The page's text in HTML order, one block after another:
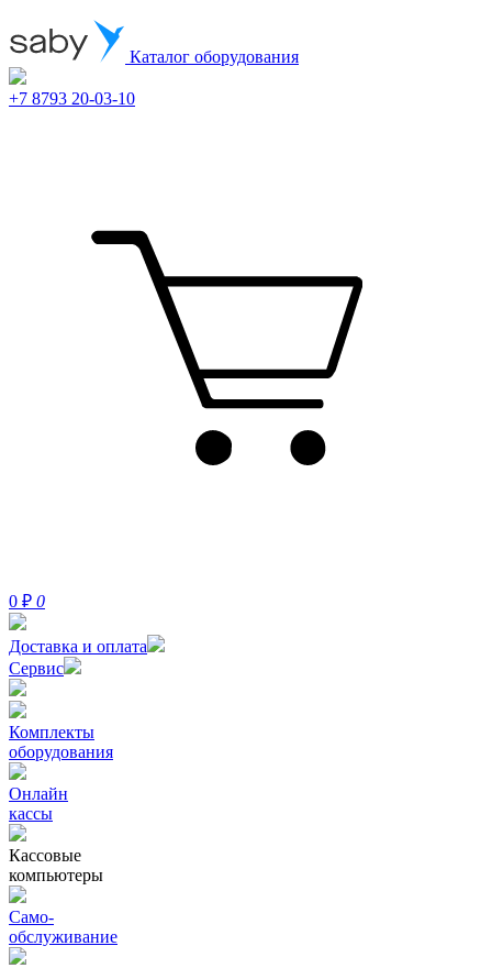
Каталог оборудования
+7 8793 20-03-10
0 ₽ 0
Доставка и оплата
Сервис
Комплекты
оборудования
Онлайн
кассы
Кассовые
компьютеры
Само-
обслуживание